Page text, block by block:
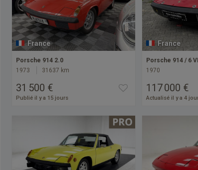
France
Porsche 914 2.0
1973
31637 km
31 500 €
Publié il y a 15 jours
France
Porsche 914 / 6
1970
117 000 €
Actualisé il y a 4